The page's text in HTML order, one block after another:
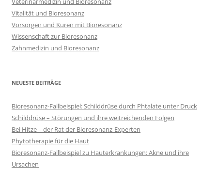
Vitalität und Bioresonanz
Vorsorgen und Kuren mit Bioresonanz
Wissenschaft zur Bioresonanz
Zahnmedizin und Bioresonanz
NEUESTE BEITRÄGE
Bioresonanz-Fallbeispiel: Schilddrüse durch Phtalate unter Druck
Schilddrüse – Störungen und ihre weitreichenden Folgen
Bei Hitze – der Rat der Bioresonanz-Experten
Phytotherapie für die Haut
Bioresonanz-Fallbeispiel zu Hauterkrankungen: Akne und ihre
Ursachen